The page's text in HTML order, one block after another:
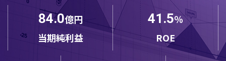
84.0億円
当期純利益
41.5％
ROE